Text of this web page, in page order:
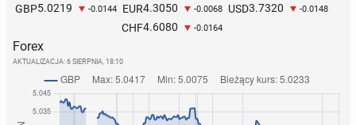
GBP5.0219 -0.0144 EUR4.3050 -0.0068 USD3.7320 -0.0148
CHF4.6080 -0.0164
Forex
AKTUALIZACJA: 6 SIERPNIA, 18:10